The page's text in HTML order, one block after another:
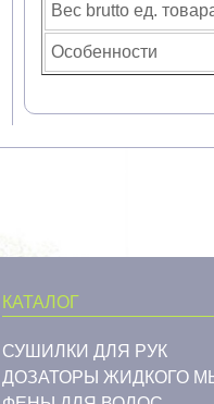
Вес brutto ед.
Особенности
КАТАЛОГ
СУШИЛКИ ДЛЯ РУК
ДОЗАТОРЫ ЖИДКОГО